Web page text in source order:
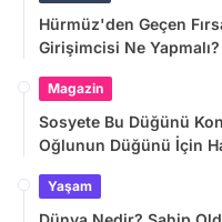
Hürmüz'den Geçen
Girişimcisi Ne Yapmalı?
Magazin
Sosyete Bu Düğünü
Oğlunun Düğünü İçin
Yaşam